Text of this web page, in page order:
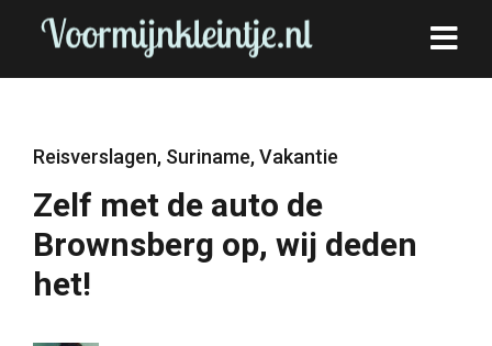
Reisverslagen, Suriname,Vakantie
Zelf met de auto de
Brownsberg op, wij deden
het!